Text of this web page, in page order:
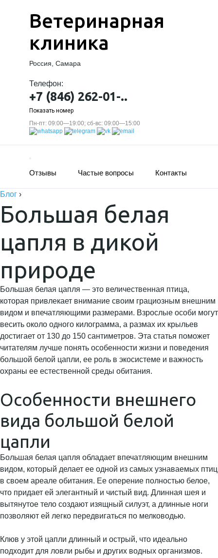
Ветеринарная
клиника
Россия, Самара
Телефон:
+7 (846) 262-01-..
Показать номер
Пн-пт: 09:00—19:00; сб-вс: 09:00—15:00
Отзывы Частые вопросы Контакты
Блог ›
Большая белая
цапля в дикой
природе
Большая белая цапля — это величественная птица,
которая привлекает внимание своим грациозным внешним
видом и впечатляющими размерами. Взрослые особи могут
весить около одного килограмма, а размах их крыльев
достигает от 130 до 150 сантиметров. Эта статья поможет
читателям лучше понять особенности жизни и поведения
большой белой цапли, ее роль в экосистеме и важность
охраны ее естественной среды обитания.
Особенности внешнего
вида большой белой
цапли
Большая белая цапля обладает впечатляющим внешним
видом, который делает ее одной из самых узнаваемых птиц
в своем ареале обитания. Ее оперение полностью белое,
что придает ей элегантный и чистый вид. Длинная шея и
вытянутое тело создают изящный силуэт, а длинные ноги
позволяют ей легко передвигаться по мелководью.
Клюв у этой цапли длинный и острый, что идеально
подходит для ловли рыбы и других водных организмов.